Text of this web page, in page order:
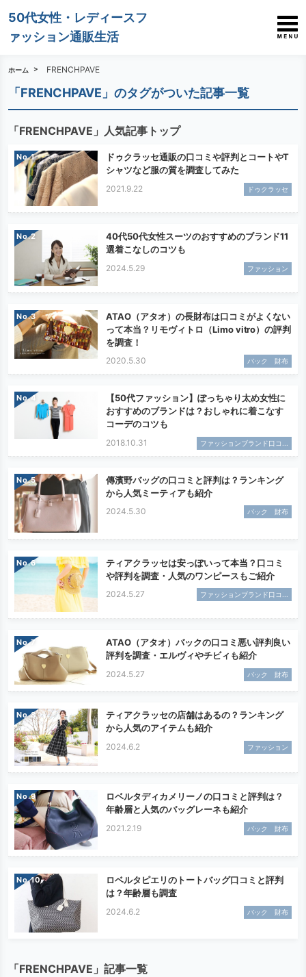
50代女性・レディースフ
ァッション通販生活
ホーム FRENCHPAVE
「FRENCHPAVE」のタグがついた記事一覧
「FRENCHPAVE」人気記事トップ
No.
ドゥクラッセ通販の口コミや評判とコートやT
シャツなど服の質を調査してみた
2021.9.22 ドゥクラッセ
No.
40代50代女性スーツのおすすめのブランド11
選着こなしのコツも
2024.5.29 ファッション
No.
ATAO（アタオ）の長財布は口コミがよくない
って本当？リモヴィトロ（Limo vitro）の評判
を調査！
2020.5.30 バック 財布
No.
【50代ファッション】ぽっちゃり太め女性に
おすすめのブランドは？おしゃれに着こなす
コーデのコツも
2018.10.31 ファッションブランド口コ...
No.
傳濱野バッグの口コミと評判は？ランキング
から人気ミーティアも紹介
2024.5.30 バック 財布
No.
ティアクラッセは安っぽいって本当？口コミ
や評判を調査・人気のワンピースもご紹介
2024.5.27 ファッションブランド口コ...
No.
ATAO（アタオ）バックの口コミ悪い評判良い
評判を調査・エルヴィやチビィも紹介
2024.5.27 バック 財布
No.
ティアクラッセの店舗はあるの？ランキング
から人気のアイテムも紹介
2024.6.2 ファッション
No.
ロベルタディカメリーノの口コミと評判は？
年齢層と人気のバッグレーネも紹介
2021.2.19 バック 財布
No.
ロベルタピエリのトートバッグ口コミと評判
は？年齢層も調査
2024.6.2 バック 財布
「FRENCHPAVE」記事一覧